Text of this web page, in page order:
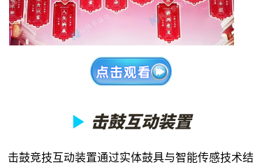
▶ 击鼓互动装置
击鼓竞技互动装置通过实体鼓具与智能传感技术结